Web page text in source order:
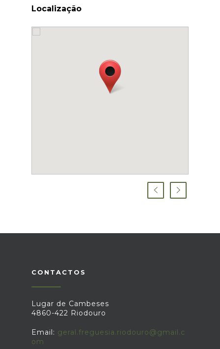
Localização
CONTACTOS
Lugar de Cambeses
4860-422 Riodouro
Email: geral.freguesia.riodouro@gmail.c
om